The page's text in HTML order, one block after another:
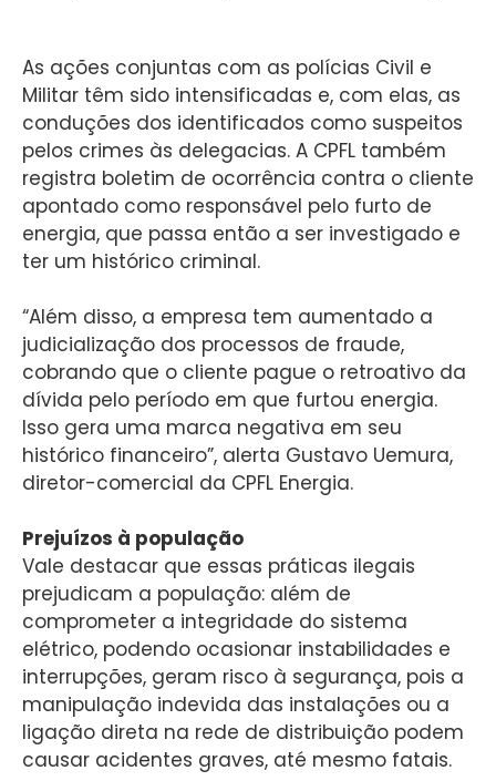
As ações conjuntas com as polícias Civil e
Militar têm sido intensificadas e, com elas, as
conduções dos identificados como suspeitos
pelos crimes às delegacias. A CPFL também
registra boletim de ocorrência contra o cliente
apontado como responsável pelo furto de
energia, que passa então a ser investigado e
ter um histórico criminal.
“Além disso, a empresa tem aumentado a
judicialização dos processos de fraude,
cobrando que o cliente pague o retroativo da
dívida pelo período em que furtou energia.
Isso gera uma marca negativa em seu
histórico financeiro”, alerta Gustavo Uemura,
diretor-comercial da CPFL Energia.
Prejuízos à população
Vale destacar que essas práticas ilegais
prejudicam a população: além de
comprometer a integridade do sistema
elétrico, podendo ocasionar instabilidades e
interrupções, geram risco à segurança, pois a
manipulação indevida das instalações ou a
ligação direta na rede de distribuição podem
causar acidentes graves, até mesmo fatais.